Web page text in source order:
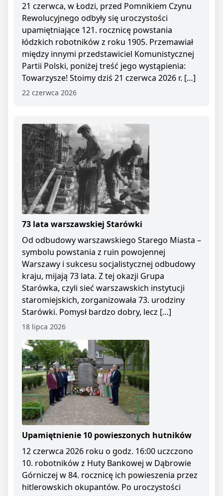
21 czerwca, w Łodzi, przed Pomnikiem Czynu
Rewolucyjnego odbyły się uroczystości
upamiętniające 121. rocznicę powstania
łódzkich robotników z roku 1905. Przemawiał
między innymi przedstawiciel Komunistycznej
Partii Polski, poniżej treść jego wystąpienia:
Towarzysze! Stoimy dziś 21 czerwca 2026 r. […]
22 czerwca 2026
73 lata warszawskiej Starówki
Od odbudowy warszawskiego Starego Miasta –
symbolu powstania z ruin powojennej
Warszawy i sukcesu socjalistycznej odbudowy
kraju, mijają 73 lata. Z tej okazji Grupa
Starówka, czyli sieć warszawskich instytucji
staromiejskich, zorganizowała 73. urodziny
Starówki. Pomysł bardzo dobry, lecz […]
18 lipca 2026
Upamiętnienie 10 powieszonych hutników
12 czerwca 2026 roku o godz. 16:00 uczczono
10. robotników z Huty Bankowej w Dąbrowie
Górniczej w 84. rocznicę ich powieszenia przez
hitlerowskich okupantów. Po uroczystości